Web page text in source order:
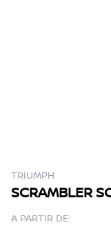
TRIUMPH
SCRAMBLER
A PARTIR DE: